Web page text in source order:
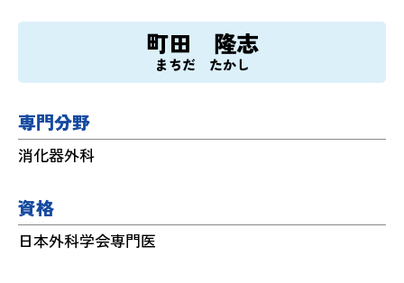
町田 隆志
まちだ たかし
専門分野
消化器外科
資格
日本外科学会専門医